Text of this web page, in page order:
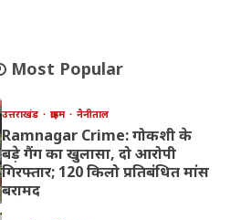
Most Popular
उत्तराखंड क्राइम नैनीताल
Ramnagar Crime: गोकशी के
बड़े गैंग का खुलासा, दो आरोपी
गिरफ्तार; 120 किलो प्रतिबंधित मांस
बरामद